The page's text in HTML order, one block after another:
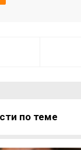
по теме